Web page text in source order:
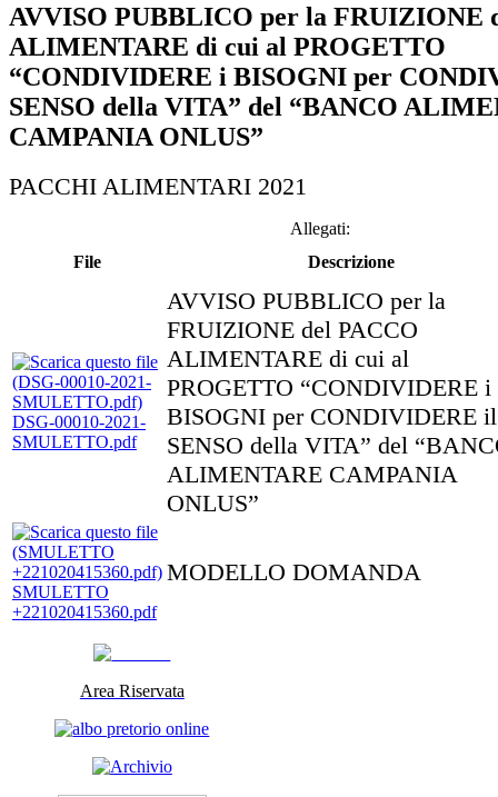
AVVISO PUBBLICO per la FRUIZIONE
ALIMENTARE di cui al PROGETTO
“CONDIVIDERE i BISOGNI per
SENSO della VITA” del “BANCO
CAMPANIA ONLUS”
PACCHI ALIMENTARI 2021
Allegati:
File
Descrizione
DSG-00010-2021-
SMULETTO.pdf
AVVISO PUBBLICO per la
FRUIZIONE del PACCO
ALIMENTARE di cui al
PROGETTO “CONDIVIDERE i
BISOGNI per CONDIVIDERE il
SENSO della VITA” del
ALIMENTARE CAMPANIA
ONLUS”
SMULETTO
+221020415360.pdf
MODELLO DOMANDA
Area Riservata